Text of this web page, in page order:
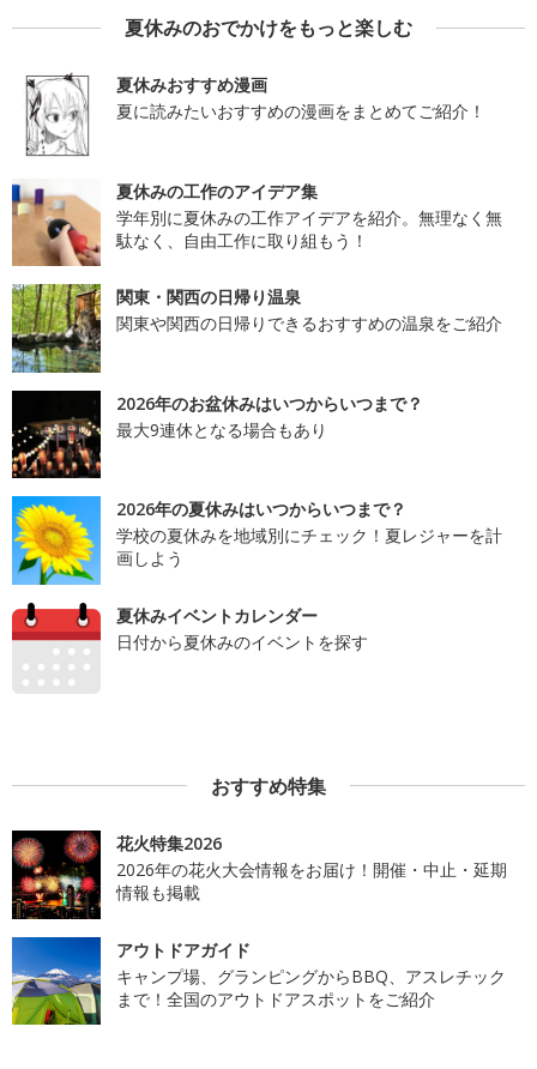
夏休みのおでかけをもっと楽しむ
夏休みおすすめ漫画
夏に読みたいおすすめの漫画をまとめてご紹介！
夏休みの工作のアイデア集
学年別に夏休みの工作アイデアを紹介。無理なく無
駄なく、自由工作に取り組もう！
関東・関西の日帰り温泉
関東や関西の日帰りできるおすすめの温泉をご紹介
2026年のお盆休みはいつからいつまで？
最大9連休となる場合もあり
2026年の夏休みはいつからいつまで？
学校の夏休みを地域別にチェック！夏レジャーを計
画しよう
夏休みイベントカレンダー
日付から夏休みのイベントを探す
おすすめ特集
花火特集2026
2026年の花火大会情報をお届け！開催・中止・延期
情報も掲載
アウトドアガイド
キャンプ場、グランピングからBBQ、アスレチック
まで！全国のアウトドアスポットをご紹介